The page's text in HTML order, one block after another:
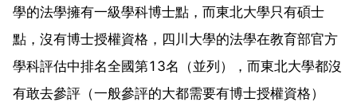
學的法學擁有一級學科博士點，而東北大學只有碩士
點，沒有博士授權資格，四川大學的法學在教育部官方
學科評估中排名全國第13名（並列），而東北大學都沒
有敢去參評（一般參評的大都需要有博士授權資格）